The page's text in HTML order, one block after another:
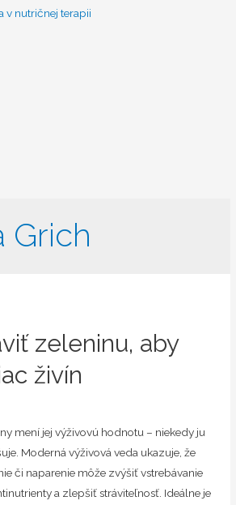
v nutričnej terapii
Grich
zeleninu, aby
živín
mení jej výživovú hodnotu – niekedy ju
Moderná výživová veda ukazuje, že
či naparenie môže zvýšiť vstrebávanie
a zlepšiť stráviteľnosť. Ideálne je